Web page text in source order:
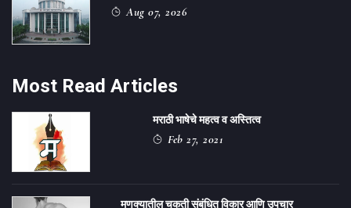
Aug 07, 2026
Most Read Articles
मराठी भाषेचे महत्व व अस्तित्व
Feb 27, 2021
मणक्यातील चकती संबंधित विकार आणि उपचार